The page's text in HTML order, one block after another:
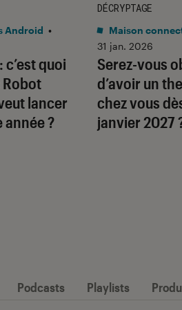
c’est quoi
lancer
?
Android •
Serez-vous
d’avoir un
chez vous
janvier 2027
DÉCRYPTAGE
Maison
31 jan. 2026
Podcasts Playlists